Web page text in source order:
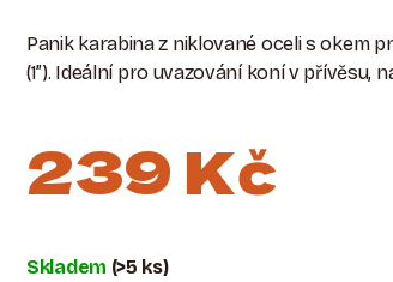
Panik karabina z niklované oceli s okem
(1”). Ideální pro uvazování koní v přívěsu,
239 Kč
cena:
Skladem (>5 ks)